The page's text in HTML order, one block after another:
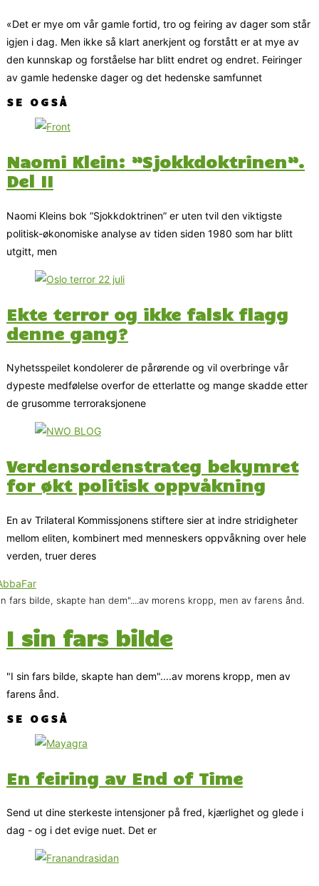
«Det er mye om vår gamle fortid, tro og feiring av dager som står
igjen i dag. Men ikke så klart anerkjent og forstått er at mye av
den kunnskap og forståelse har blitt endret og endret. Feiringer
av gamle hedenske dager og det hedenske samfunnet
SE OGSÅ
Naomi Klein: ”Sjokkdoktrinen”.
Del II
Naomi Kleins bok ”Sjokkdoktrinen” er uten tvil den viktigste
politisk-økonomiske analyse av tiden siden 1980 som har blitt
utgitt, men
Ekte terror og ikke falsk flagg
denne gang?
Nyhetsspeilet kondolerer de pårørende og vil overbringe vår
dypeste medfølelse overfor de etterlatte og mange skadde etter
de grusomme terroraksjonene
Verdensordenstrateg bekymret
for økt politisk oppvåkning
En av Trilateral Kommissjonens stiftere sier at indre stridigheter
mellom eliten, kombinert med menneskers oppvåkning over hele
verden, truer deres
fars bilde, skapte han dem"....av morens kropp, men av farens ånd.
I sin fars bilde
"I sin fars bilde, skapte han dem"....av morens kropp, men av
farens ånd.
SE OGSÅ
En feiring av End of Time
Send ut dine sterkeste intensjoner på fred, kjærlighet og glede i
dag - og i det evige nuet. Det er